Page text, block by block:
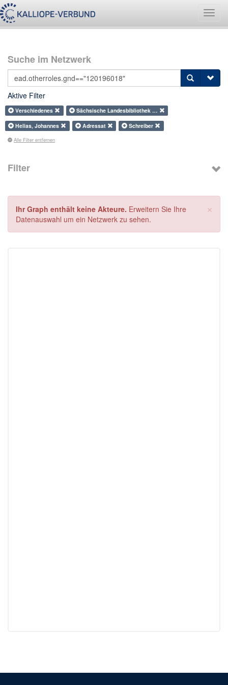
Suche im Netzwerk
Aktive Filter
Verschiedenes
Sächsische Landesbibliothek …
Helias, Johannes
Adressat Schreiber
Alle Filter entfernen
Filter
×
Ihr Graph enthält keine Akteure. Erweitern Sie Ihre
Datenauswahl um ein Netzwerk zu sehen.